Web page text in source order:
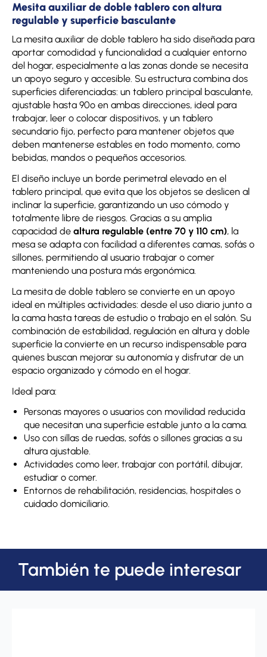
Mesita auxiliar de doble tablero con altura
regulable y superficie basculante
La mesita auxiliar de doble tablero ha sido diseñada para
aportar comodidad y funcionalidad a cualquier entorno
del hogar, especialmente a las zonas donde se necesita
un apoyo seguro y accesible. Su estructura combina dos
superficies diferenciadas: un tablero principal basculante,
ajustable hasta 90º en ambas direcciones, ideal para
trabajar, leer o colocar dispositivos, y un tablero
secundario fijo, perfecto para mantener objetos que
deben mantenerse estables en todo momento, como
bebidas, mandos o pequeños accesorios.
El diseño incluye un borde perimetral elevado en el
tablero principal, que evita que los objetos se deslicen al
inclinar la superficie, garantizando un uso cómodo y
totalmente libre de riesgos. Gracias a su amplia
capacidad de altura regulable (entre 70 y 110 cm), la
mesa se adapta con facilidad a diferentes camas, sofás o
sillones, permitiendo al usuario trabajar o comer
manteniendo una postura más ergonómica.
La mesita de doble tablero se convierte en un apoyo
ideal en múltiples actividades: desde el uso diario junto a
la cama hasta tareas de estudio o trabajo en el salón. Su
combinación de estabilidad, regulación en altura y doble
superficie la convierte en un recurso indispensable para
quienes buscan mejorar su autonomía y disfrutar de un
espacio organizado y cómodo en el hogar.
Ideal para:
Personas mayores o usuarios con movilidad reducida
que necesitan una superficie estable junto a la cama.
Uso con sillas de ruedas, sofás o sillones gracias a su
altura ajustable.
Actividades como leer, trabajar con portátil, dibujar,
estudiar o comer.
Entornos de rehabilitación, residencias, hospitales o
cuidado domiciliario.
También te puede interesar